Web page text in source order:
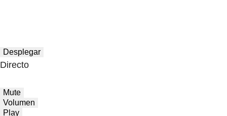
Desplegar
Directo
Mute
Volumen
Play